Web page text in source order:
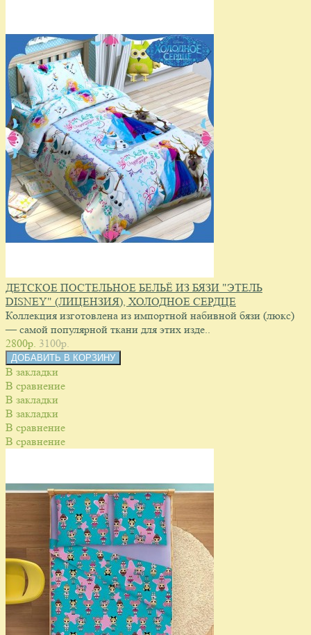
ДЕТСКОЕ ПОСТЕЛЬНОЕ БЕЛЬЁ ИЗ БЯЗИ "ЭТЕЛЬ
DISNEY" (ЛИЦЕНЗИЯ), ХОЛОДНОЕ СЕРДЦЕ
Коллекция изготовлена из импортной набивной бязи (люкс)
— самой популярной ткани для этих изде..
2800p. 3100p.
В закладки
В сравнение
В закладки
В закладки
В сравнение
В сравнение